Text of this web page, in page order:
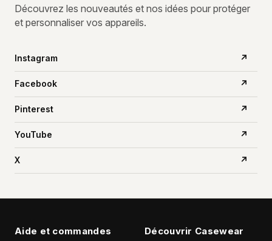
Découvrez les nouveautés et nos idées pour protéger
et personnaliser vos appareils.
Instagram ↗
Facebook ↗
Pinterest ↗
YouTube ↗
X ↗
Aide et commandes Découvrir Casewear